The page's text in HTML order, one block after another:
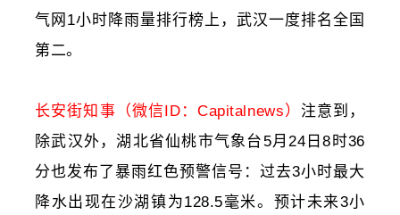
气网1小时降雨量排行榜上，武汉一度排名全国
第二。
长安街知事（微信ID：Capitalnews） 注意到，
除武汉外，湖北省仙桃市气象台5月24日8时36
分也发布了暴雨红色预警信号：过去3小时最大
降水出现在沙湖镇为128.5毫米。预计未来3小